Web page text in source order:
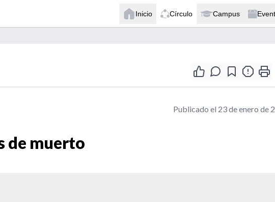
Inicio Círculo Campus
Publicado el 23 de enero de
de muerto